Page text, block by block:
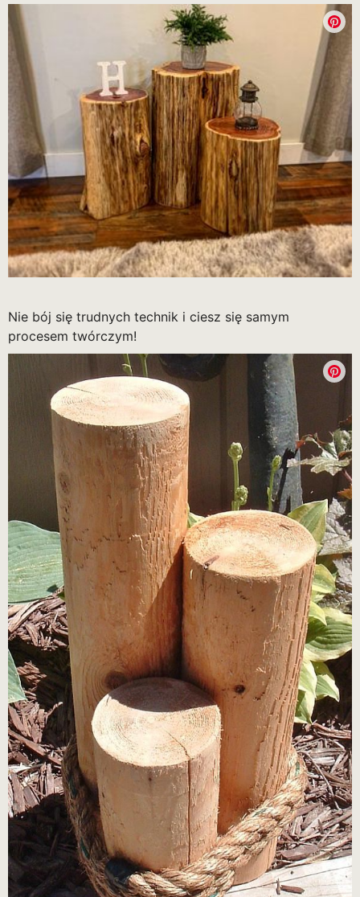
Nie bój się trudnych technik i ciesz się samym
procesem twórczym!